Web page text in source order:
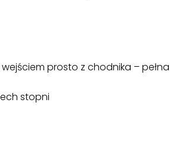
wejściem prosto z chodnika – pełna
stopni